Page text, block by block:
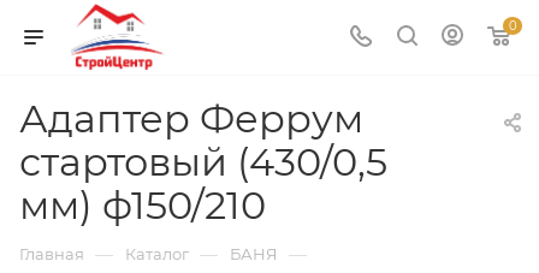
0
Адаптер Феррум
стартовый (430/0,5
мм) ф150/210
Главная — Каталог — БАНЯ —